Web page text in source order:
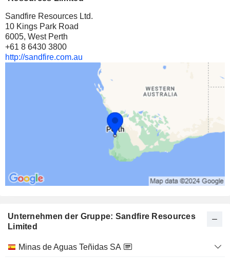
Sandfire Resources Ltd.
10 Kings Park Road
6005, West Perth
+61 8 6430 3800
http://sandfire.com.au
Unternehmen der Gruppe: Sandfire Resources
Limited
Kategorie
Minas de Aguas Teñidas SA